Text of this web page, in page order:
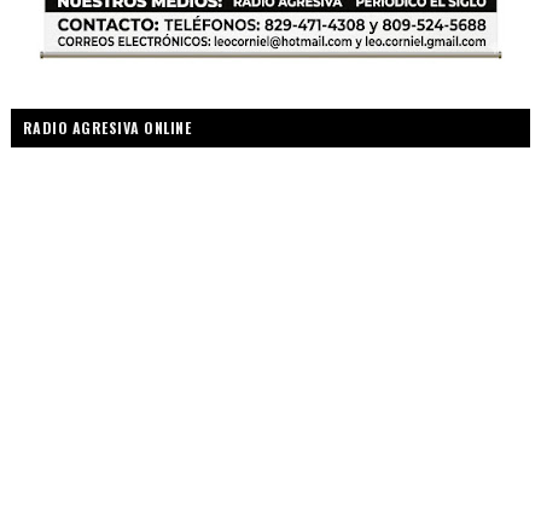
RADIO AGRESIVA ONLINE